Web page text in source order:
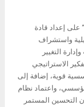
على إعداد قادة
واستشراف
التغيير
الاستراتيجي
قوية، إضافة إلى
واعتماد نظام
التحسين المستمر